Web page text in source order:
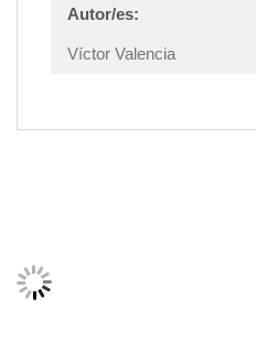
Autor/es:
Víctor Valencia